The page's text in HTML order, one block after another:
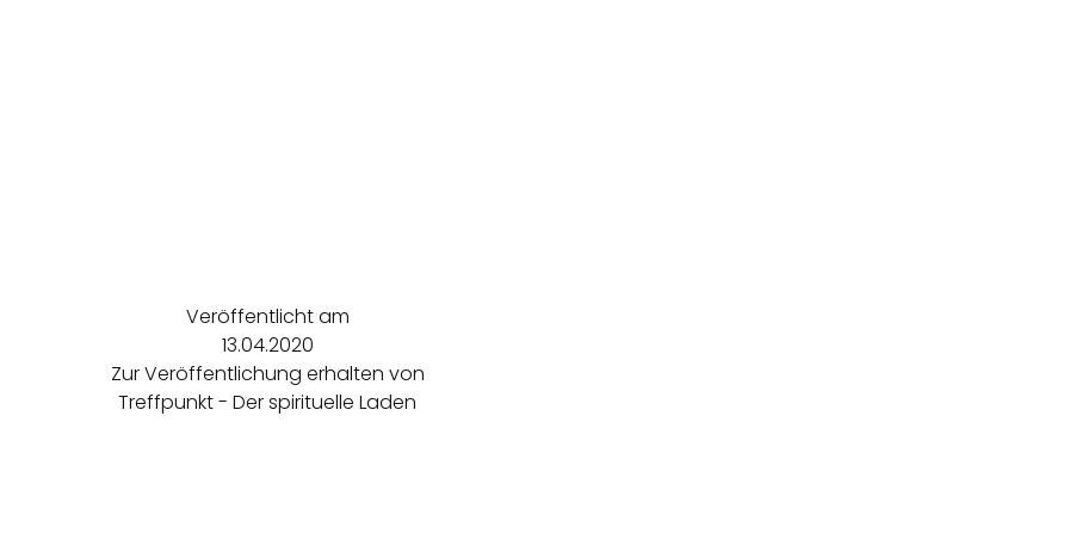
Veröffentlicht am
13.04.2020
Zur Veröffentlichung erhalten von
Treffpunkt - Der spirituelle Laden